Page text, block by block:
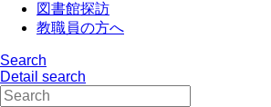
図書館探訪
教職員の方へ
Search
Detail search